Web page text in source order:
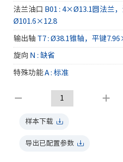
法兰油口 B01 : 4×Ø13.1圆法兰
Ø101.6×12.8
输出轴 T7 : Ø38.1锥轴，平键
旋向 N : 缺省
特殊功能 A : 标准
样本下载
导出已配置参数